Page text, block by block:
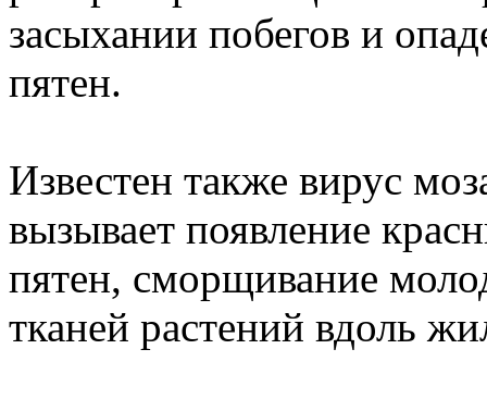
засыхании побегов и
пятен.
Известен также вирус
вызывает появление
пятен, сморщивание
тканей растений вдоль